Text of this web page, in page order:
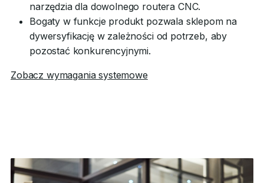
narzędzia dla dowolnego routera CNC.
Bogaty w funkcje produkt pozwala sklepom na
dywersyfikację w zależności od potrzeb, aby
pozostać konkurencyjnymi.
Zobacz wymagania systemowe